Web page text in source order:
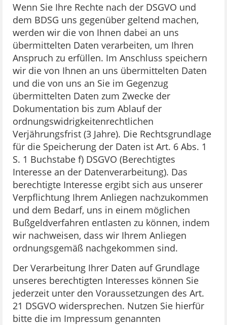
Wenn Sie Ihre Rechte nach der DSGVO und
dem BDSG uns gegenüber geltend machen,
werden wir die von Ihnen dabei an uns
übermittelten Daten verarbeiten, um Ihren
Anspruch zu erfüllen. Im Anschluss speichern
wir die von Ihnen an uns übermittelten Daten
und die von uns an Sie im Gegenzug
übermittelten Daten zum Zwecke der
Dokumentation bis zum Ablauf der
ordnungswidrigkeitenrechtlichen
Verjährungsfrist (3 Jahre). Die Rechtsgrundlage
für die Speicherung der Daten ist Art. 6 Abs. 1
S. 1 Buchstabe f) DSGVO (Berechtigtes
Interesse an der Datenverarbeitung). Das
berechtigte Interesse ergibt sich aus unserer
Verpflichtung Ihrem Anliegen nachzukommen
und dem Bedarf, uns in einem möglichen
Bußgeldverfahren entlasten zu können, indem
wir nachweisen, dass wir Ihrem Anliegen
ordnungsgemäß nachgekommen sind.
Der Verarbeitung Ihrer Daten auf Grundlage
unseres berechtigten Interesses können Sie
jederzeit unter den Voraussetzungen des Art.
21 DSGVO widersprechen. Nutzen Sie hierfür
bitte die im Impressum genannten